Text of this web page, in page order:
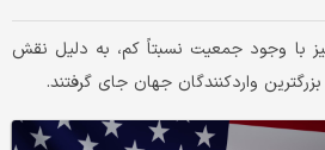
با وجود جمعیت نسبتاً کم، به دلیل نقش
واردکنندگان جهان جای گرفتند.